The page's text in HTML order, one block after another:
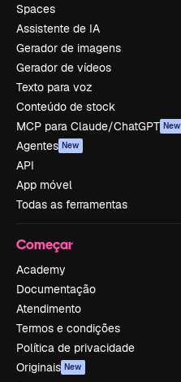
Spaces
Assistente de IA
Gerador de imagens
Gerador de vídeos
Texto para voz
Conteúdo de stock
MCP para Claude/ChatGPT New
Agentes New
API
App móvel
Todas as ferramentas
Começar
Academy
Documentação
Atendimento
Termos e condições
Política de privacidade
Originais New